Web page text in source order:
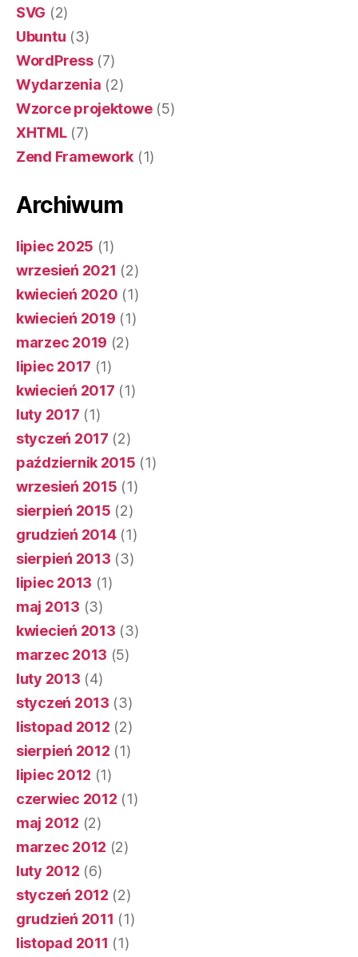
SVG (2)
Ubuntu (3)
WordPress(7)
Wydarzenia (2)
Wzorce projektowe(5)
XHTML(7)
Zend Framework (1)
Archiwum
lipiec 2025 (1)
wrzesień 2021 (2)
kwiecień 2020 (1)
kwiecień 2019 (1)
marzec 2019 (2)
lipiec 2017 (1)
kwiecień 2017 (1)
luty 2017 (1)
styczeń 2017 (2)
październik 2015 (1)
wrzesień 2015 (1)
sierpień 2015 (2)
grudzień 2014(1)
sierpień 2013 (3)
lipiec 2013 (1)
maj 2013 (3)
kwiecień 2013 (3)
marzec 2013 (5)
luty 2013 (4)
styczeń 2013 (3)
listopad 2012 (2)
sierpień 2012 (1)
lipiec 2012 (1)
czerwiec 2012 (1)
maj 2012 (2)
marzec 2012 (2)
luty 2012 (6)
styczeń 2012 (2)
grudzień 2011 (1)
listopad 2011 (1)